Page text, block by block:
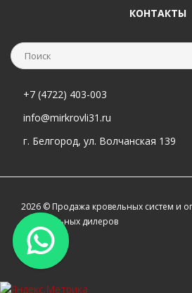
КОНТАКТЫ
+7 (4722) 403-003
info@mirkrovli31.ru
г. Белгород, ул. Волчанская 139
2026 © Продажа кровельных систем и
официальных дилеров